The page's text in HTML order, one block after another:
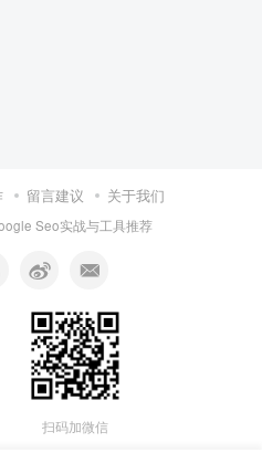
留言建议 关于我们
Seo实战与工具推荐
扫码加微信